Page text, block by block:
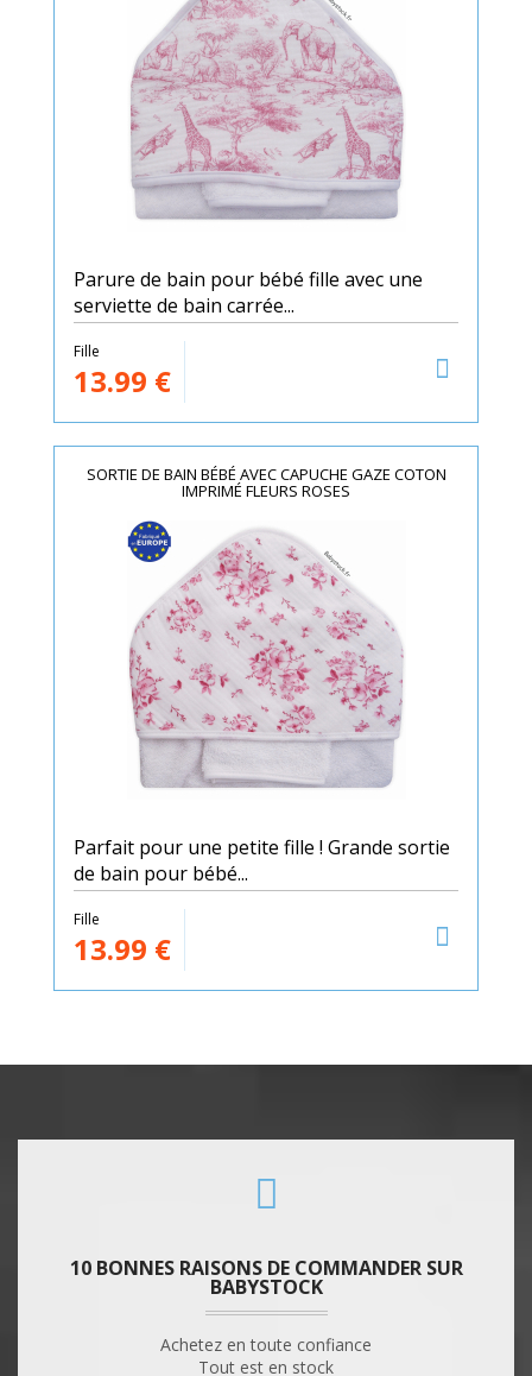
Parure de bain pour bébé fille avec une
serviette de bain carrée...
Fille
13.99 €
SORTIE DE BAIN BÉBÉ AVEC CAPUCHE GAZE COTON
IMPRIMÉ FLEURS ROSES
Parfait pour une petite fille ! Grande sortie
de bain pour bébé...
Fille
13.99 €
10 BONNES RAISONS DE COMMANDER SUR
BABYSTOCK
Achetez en toute confiance
Tout est en stock